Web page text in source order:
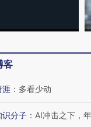
客
涯 ： 多看少动
识分子 ： AI冲击之下，